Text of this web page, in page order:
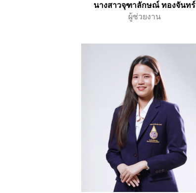
นางสาวจุฑาลักษณ์ ทองจันทร์
ผู้ช่วยงาน